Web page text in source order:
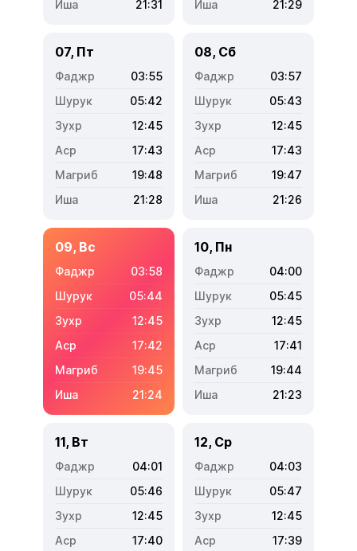
21:31
21:29
07, Пт
03:55
05:42
12:45
17:43
19:48
21:28
08, Сб
03:57
05:43
12:45
17:43
19:47
21:26
09, Вс
03:58
05:44
12:45
17:42
19:45
21:24
10, Пн
04:00
05:45
12:45
17:41
19:44
21:23
11, Вт
04:01
05:46
12:45
17:40
12, Ср
04:03
05:47
12:45
17:39